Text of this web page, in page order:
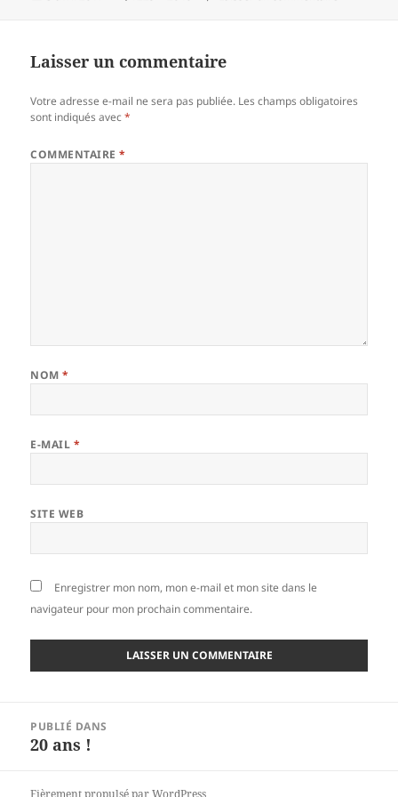
Laisser un commentaire
Votre adresse e-mail ne sera pas publiée. Les champs obligatoires
sont indiqués avec*
COMMENTAIRE*
NOM*
E-MAIL *
SITE WEB
Enregistrer mon nom, mon e-mail et mon site dans le
navigateur pour mon prochain commentaire.
l’article
PUBLIÉ DANS
20 ans !
Fièrement propulsé par WordPress